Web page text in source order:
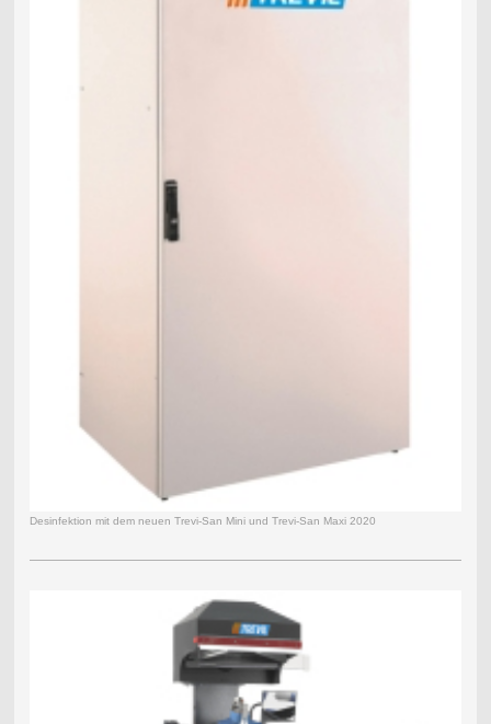
Desinfektion mit dem neuen Trevi-San Mini und Trevi-San Maxi 2020